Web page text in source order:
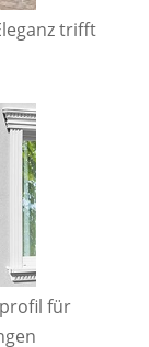
trifft
für